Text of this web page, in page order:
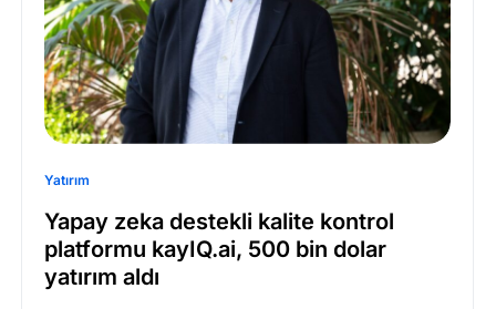
Yatırım
Yapay zeka destekli kalite kontrol
platformu kayIQ.ai, 500 bin dolar
yatırım aldı